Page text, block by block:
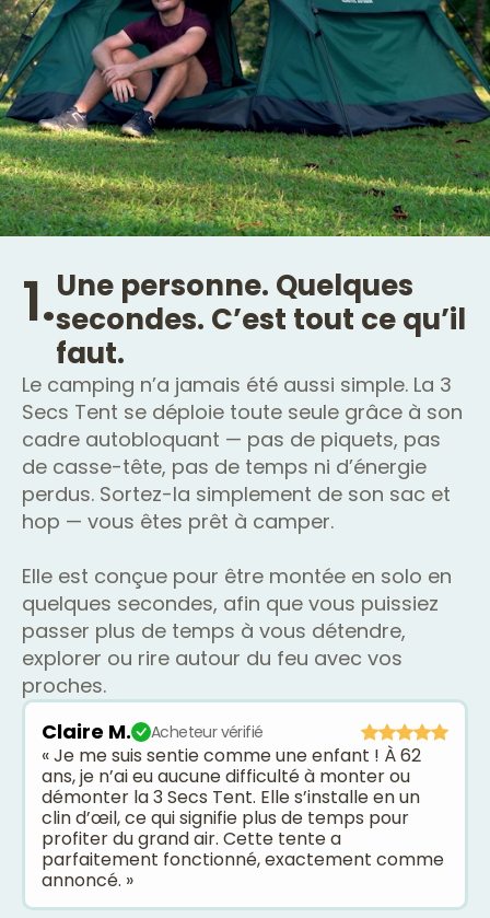
1.Une personne. Quelques
secondes. C’est tout ce qu’il
faut.
Le camping n’a jamais été aussi simple. La 3
Secs Tent se déploie toute seule grâce à son
cadre autobloquant — pas de piquets, pas
de casse-tête, pas de temps ni d’énergie
perdus. Sortez-la simplement de son sac et
hop — vous êtes prêt à camper.
Elle est conçue pour être montée en solo en
quelques secondes, afin que vous puissiez
passer plus de temps à vous détendre,
explorer ou rire autour du feu avec vos
proches.
Claire M.
Acheteur vérifié
« Je me suis sentie comme une enfant ! À 62
ans, je n’ai eu aucune difficulté à monter ou
démonter la 3 Secs Tent. Elle s’installe en un
clin d’œil, ce qui signifie plus de temps pour
profiter du grand air. Cette tente a
parfaitement fonctionné, exactement comme
annoncé. »